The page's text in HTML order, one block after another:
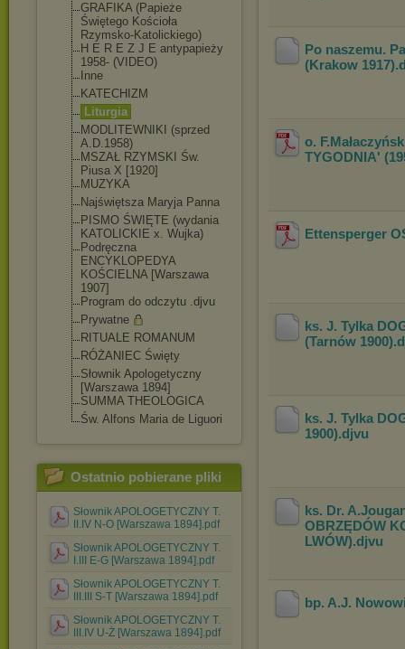
GRAFIKA (Papieże
Świętego Kościoła
Rzymsko-Katolickiego)
H E R E Z J E antypapieży
1958- (VIDEO)
Inne
KATECHIZM
Liturgia
MODLITEWNIKI (sprzed
A.D.1958)
MSZAŁ RZYMSKI Św.
Piusa X [1920]
MUZYKA
Najświętsza Maryja Panna
PISMO ŚWIĘTE (wydania
KATOLICKIE x. Wujka)
Podręczna
ENCYKLOPEDYA
KOŚCIELNA [Warszawa
1907]
Program do odczytu .djvu
Prywatne
RITUALE ROMANUM
RÓŻANIEC Święty
Słownik Apologetyczny
[Warszawa 1894]
SUMMA THEOLOGICA
Św. Alfons Maria de Liguori
Ostatnio pobierane pliki
Słownik APOLOGETYCZNY T.
II.IV N-O [Warszawa 1894].pdf
Słownik APOLOGETYCZNY T.
I.III E-G [Warszawa 1894].pdf
Słownik APOLOGETYCZNY T.
III.III S-T [Warszawa 1894].pdf
Słownik APOLOGETYCZNY T.
III.IV U-Ż [Warszawa 1894].pdf
Po naszemu.
(Krakow 1917)
o.
TYGODNIA'
Ettensperger
ks. J. Tylka
(Tarnów 1900)
ks. J. Tylka
1900).djvu
ks. Dr.
OBRZĘDÓW
LWÓW).djvu
bp. A.J.